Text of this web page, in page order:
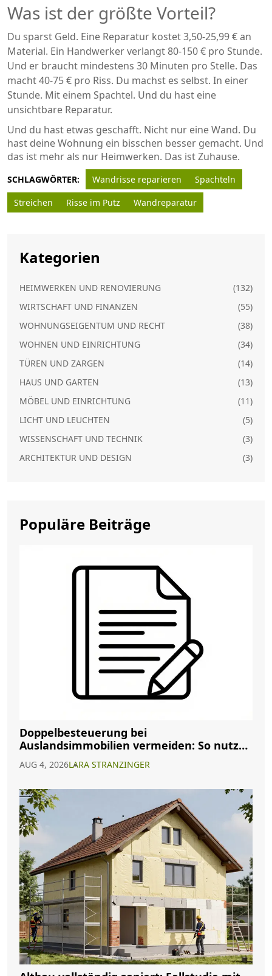
Was ist der größte Vorteil?
Du sparst Geld. Eine Reparatur kostet 3,50-25,99 € an
Material. Ein Handwerker verlangt 80-150 € pro Stunde.
Und er braucht mindestens 30 Minuten pro Stelle. Das
macht 40-75 € pro Riss. Du machst es selbst. In einer
Stunde. Mit einem Spachtel. Und du hast eine
unsichtbare Reparatur.
Und du hast etwas geschafft. Nicht nur eine Wand. Du
hast deine Wohnung ein bisschen besser gemacht. Und
das ist mehr als nur Heimwerken. Das ist Zuhause.
SCHLAGWÖRTER: Wandrisse reparieren
Spachteln
Streichen
Risse im Putz Wandreparatur
Kategorien
HEIMWERKEN UND RENOVIERUNG
(132)
WIRTSCHAFT UND FINANZEN
(55)
WOHNUNGSEIGENTUM UND RECHT
(38)
WOHNEN UND EINRICHTUNG
(34)
TÜREN UND ZARGEN
(14)
HAUS UND GARTEN
(13)
MÖBEL UND EINRICHTUNG
(11)
LICHT UND LEUCHTEN
(5)
WISSENSCHAFT UND TECHNIK
(3)
ARCHITEKTUR UND DESIGN
(3)
Populäre Beiträge
Doppelbesteuerung bei
Auslandsimmobilien vermeiden: So nutzen
AUG 4, 2026LARA STRANZINGER